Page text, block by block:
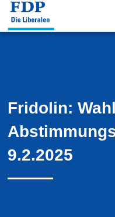
Fridolin:
9.2.2025